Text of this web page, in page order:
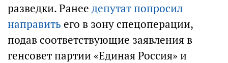
разведки. Ранее депутат попросил
направить его в зону спецоперации,
подав соответствующие заявления в
генсовет партии «Единая Россия» и